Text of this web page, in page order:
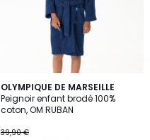
OLYMPIQUE DE MARSEILLE
Peignoir enfant brodé 100%
coton, OM RUBAN
39,90 €